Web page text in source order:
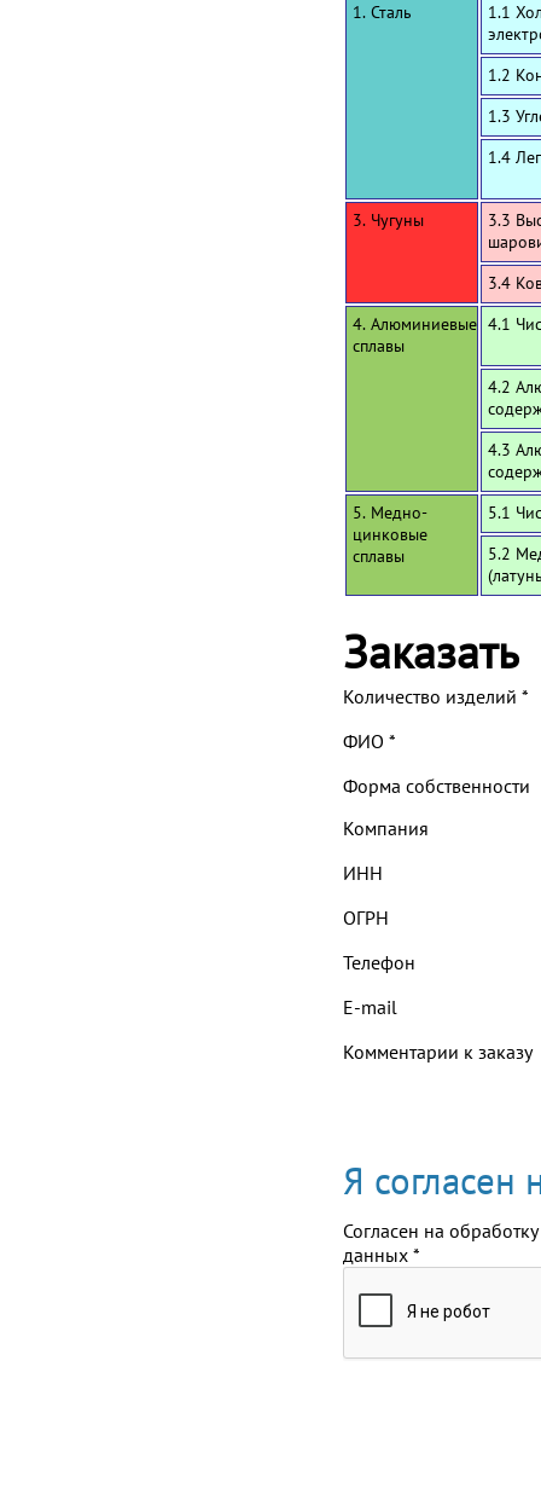
1. Сталь
1.1
1.2
1.3
1.4
3. Чугуны
3.3
3.4
4. Алюминиевые
сплавы
4.1
4.2
4.3
5. Медно-
цинковые
сплавы
5.1
5.2
Заказать
Количество изделий *
ФИО *
Форма собственности
Компания
ИНН
ОГРН
Телефон
E-mail
Комментарии к заказу
Я согласен
Согласен на обработку
данных *